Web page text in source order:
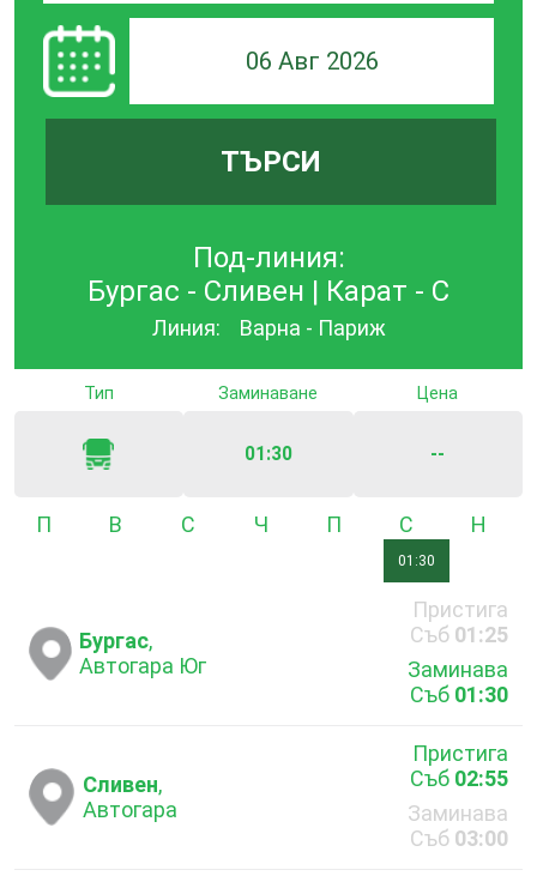
06 Авг 2026
ТЪРСИ
Под-линия:
Бургас - Сливен | Карат - С
Линия: Варна - Париж
Тип Заминаване
01:30
Цена
--
ПонеделникВторник Четвъртък Събота
01:30
Бургас,
Автогара Юг
Пристига
Съб 01:25
Заминава
Съб 01:30
Сливен,
Автогара
Пристига
Съб 02:55
Заминава
Съб 03:00